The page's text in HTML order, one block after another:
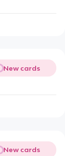
New cards
New cards